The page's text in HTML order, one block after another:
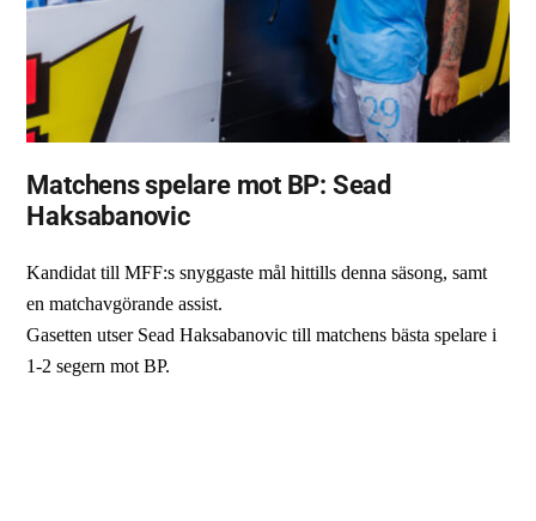
Matchens spelare mot BP: Sead
Haksabanovic
Kandidat till MFF:s snyggaste mål hittills denna säsong, samt
en matchavgörande assist.
Gasetten utser Sead Haksabanovic till matchens bästa spelare i
1-2 segern mot BP.